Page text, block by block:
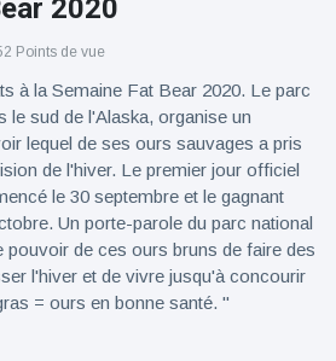
2020
Points de vue
à la Semaine Fat Bear 2020. Le parc
le sud de l'Alaska, organise un
lequel de ses ours sauvages a pris
de l'hiver. Le premier jour officiel
le 30 septembre et le gagnant
Un porte-parole du parc national
pouvoir de ces ours bruns de faire des
l'hiver et de vivre jusqu'à concourir
= ours en bonne santé. "